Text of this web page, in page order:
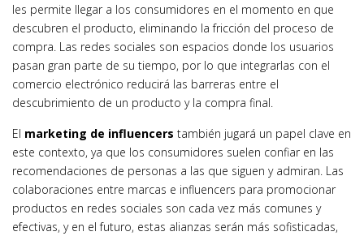
les permite llegar a los consumidores en el momento en que
descubren el producto, eliminando la fricción del proceso de
compra. Las redes sociales son espacios donde los usuarios
pasan gran parte de su tiempo, por lo que integrarlas con el
comercio electrónico reducirá las barreras entre el
descubrimiento de un producto y la compra final.
El marketing de influencers también jugará un papel clave en
este contexto, ya que los consumidores suelen confiar en las
recomendaciones de personas a las que siguen y admiran. Las
colaboraciones entre marcas e influencers para promocionar
productos en redes sociales son cada vez más comunes y
efectivas, y en el futuro, estas alianzas serán más sofisticadas,